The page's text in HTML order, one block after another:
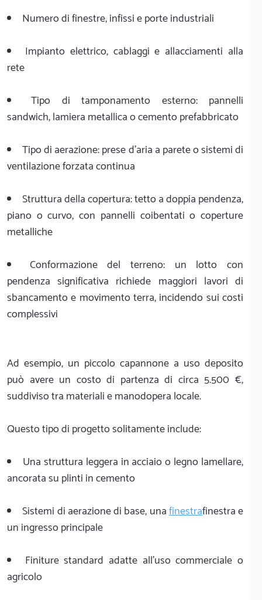
Numero di finestre, infissi e porte industriali
Impianto elettrico, cablaggi e allacciamenti alla
rete
Tipo di tamponamento esterno: pannelli
sandwich, lamiera metallica o cemento prefabbricato
Tipo di aerazione: prese d'aria a parete o sistemi di
ventilazione forzata continua
Struttura della copertura: tetto a doppia pendenza,
piano o curvo, con pannelli coibentati o coperture
metalliche
Conformazione del terreno: un lotto con
pendenza significativa richiede maggiori lavori di
sbancamento e movimento terra, incidendo sui costi
complessivi
Ad esempio, un piccolo capannone a uso deposito
può avere un costo di partenza di circa 5.500 €,
suddiviso tra materiali e manodopera locale.
Questo tipo di progetto solitamente include:
Una struttura leggera in acciaio o legno lamellare,
ancorata su plinti in cemento
Sistemi di aerazione di base, unafinestrafinestra e
un ingresso principale
Finiture standard adatte all'uso commerciale o
agricolo